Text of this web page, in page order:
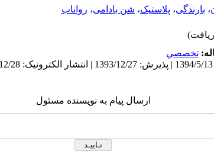
، بارندگی، پلاستیک، شن بادامی، رواناب
تخصصي
ارسال پیام به نویسنده مسئول